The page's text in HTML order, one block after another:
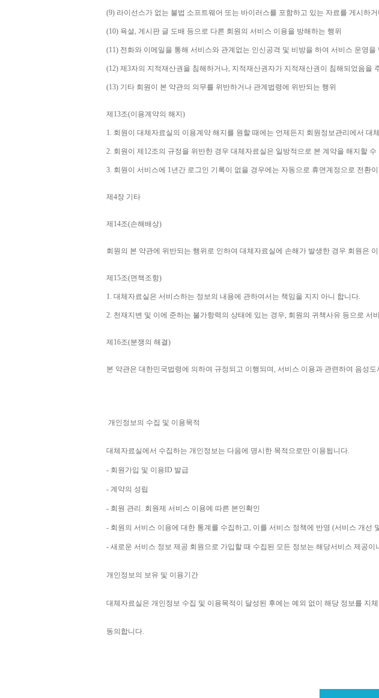
(9) 라이선스가 없는 불법 소프트웨어 또는 바이러스를 포함하고 있는 자료를 게시하
(10) 욕설, 게시판 글 도배 등으로 다른 회원의 서비스 이용을 방해하는 행위
(11) 전화와 이메일을 통해 서비스와 관계없는 인신공격 및 비방을 하여 서비스 운영을
(12) 제 3자의 지적재산권을 침해하거나, 지적재산권자가 지적재산권이 침해되었음을
(13) 기타 회원이 본 약관의 의무를 위반하거나 관계법령에 위반되는 행위
제 13조(이용계약의 해지 )
1. 회원이 대체자료실의 이용계약 해지를 원할 때에는 언제든지 회원정보관리에서 대
2. 회원이 제 12조의 규정을 위반한 경우 대체자료실은 일방적으로 본 계약을 해지할 수
3. 회원이 서비스에 1년간 로그인 기록이 없을 경우에는 자동으로 휴면계정으로 전환
제 4장 기타
제 14조(손해배상)
회원의 본 약관에 위반되는 행위로 인하여 대체자료실에 손해가 발생한 경우 회원은
제 15조(면책조항)
1. 대체자료실은 서비스하는 정보의 내용에 관하여서는 책임을 지지 아니 합니다.
2. 천재지변 및 이에 준하는 불가항력의 상태에 있는 경우, 회원의 귀책사유 등으로 서
제 16조(분쟁의 해결)
본 약관은 대한민국법령에 의하여 규정되고 이행되며, 서비스 이용과 관련하여 음성
개인정보의 수집 및 이용목적
대체자료실에서 수집하는 개인정보는 다음에 명시한 목적으로만 이용됩니다.
- 회원가입 및 이용ID 발급
- 계약의 성립
- 회원 관리 . 회원제 서비스 이용에 따른 본인확인
- 회원의 서비스 이용에 대한 통계를 수집하고, 이를 서비스 정책에 반영 (서비스 개선
- 새로운 서비스 정보 제공 회원으로 가입할 때 수집된 모든 정보는 해당서비스 제공
개인정보의 보유 및 이용기간
대체자료실은 개인정보 수집 및 이용목적이 달성된 후에는 예외 없이 해당 정보를 지
동의합니다.